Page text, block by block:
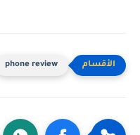
phone review